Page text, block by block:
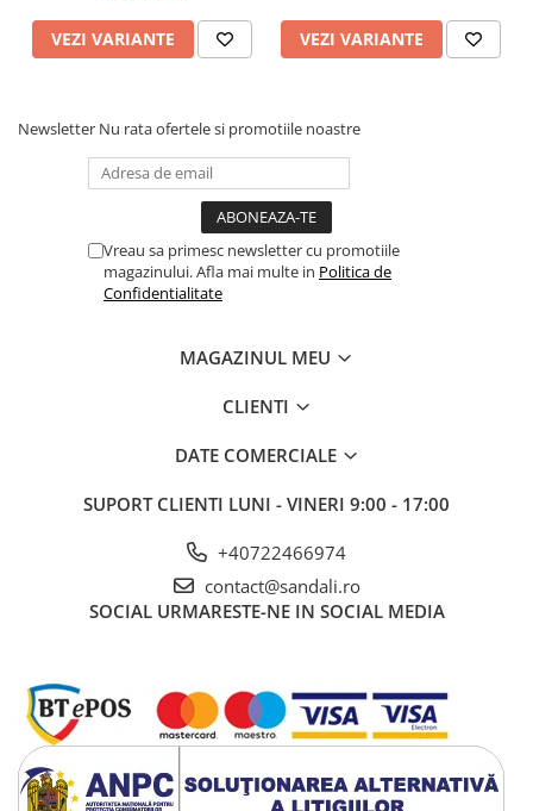
VEZI VARIANTE VEZI VARIANTE
Newsletter Nu rata ofertele si promotiile noastre
Vreau sa primesc newsletter cu promotiile
magazinului. Afla mai multe in Politica de
Confidentialitate
MAGAZINUL MEU
CLIENTI
DATE COMERCIALE
SUPORT CLIENTI LUNI - VINERI 9:00 - 17:00
+40722466974
contact@sandali.ro
SOCIAL URMARESTE-NE IN SOCIAL MEDIA